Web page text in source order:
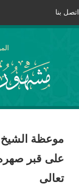
اتصل بنا
موعظة
على قبر
تعالى